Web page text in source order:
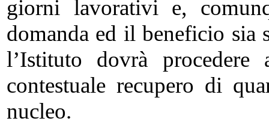
giorni lavorativi e,
domanda ed il beneficio sia
l’Istituto dovrà procedere
contestuale recupero di
nucleo.